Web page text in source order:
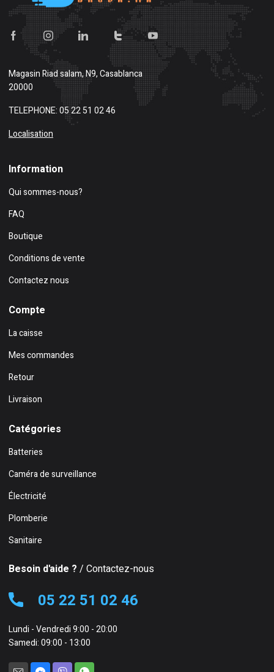
MagasinRiad salam, N9, Casablanca
20000
TELEPHONE: 05 22 51 02 46
Localisation
Information
Qui sommes-nous?
FAQ
Boutique
Conditions de vente
Contactez nous
Compte
La caisse
Mes commandes
Retour
Livraison
Catégories
Batteries
Caméra de surveillance
Électricité
Plomberie
Sanitaire
Besoin d'aide ? / Contactez-nous
05 22 51 02 46
Lundi - Vendredi 9:00 - 20:00
Samedi: 09:00 - 13:00